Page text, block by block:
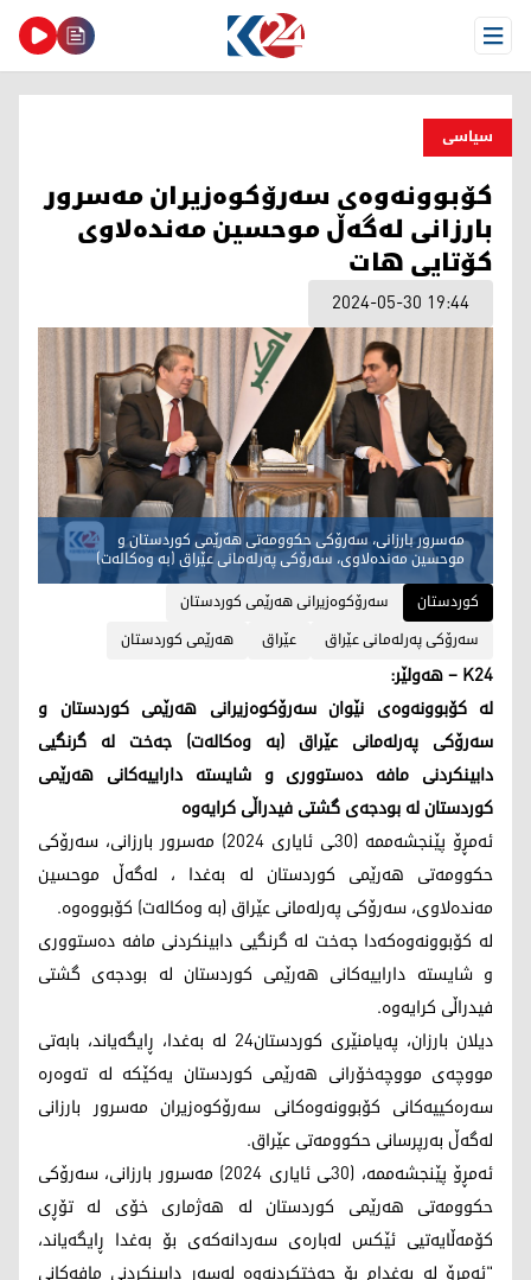
Open Menu
سیاسی
کۆبوونەوەی سەرۆکوەزیران مەسرور
بارزانی لەگەڵ موحسین مەندەلاوی
کۆتایی هات
2024-05-30 19:44
مەسرور بارزانی، سەرۆکی حکوومەتی هەرێمی کوردستان و
موحسین مەندەلاوی، سەرۆکی پەرلەمانی عێراق (بە وەکالەت)
کوردستان
سەرۆکوەزیرانی هەرێمی کوردستان
سەرۆکی پەرلەمانی عێراق
عێراق هەرێمی کوردستان
K24 – هەولێر:
لە کۆبوونەوەی نێوان سەرۆکوەزیرانی هەرێمی کوردستان و
سەرۆکی پەرلەمانی عێراق (بە وەکالەت) جەخت لە گرنگیی
دابینکردنی مافە دەستووری و شایستە داراییەکانی هەرێمی
کوردستان لە بودجەی گشتی فیدراڵی کرایەوە
ئەمڕۆ پێنجشەممە (30ـی ئایاری 2024) مەسرور بارزانی، سەرۆکی
حکوومەتی هەرێمی کوردستان لە بەغدا ، لەگەڵ موحسین
مەندەلاوی، سەرۆکی پەرلەمانی عێراق (بە وەکالەت) کۆبووەوە.
لە کۆبوونەوەکەدا جەخت لە گرنگیی دابینکردنی مافە دەستووری
و شایستە داراییەکانی هەرێمی کوردستان لە بودجەی گشتی
فیدراڵی کرایەوە.
دیلان بارزان، پەیامنێری کوردستان24 لە بەغدا، ڕایگەیاند، بابەتی
مووچەی مووچەخۆرانی هەرێمی کوردستان یەکێکە لە تەوەرە
سەرەکییەکانی کۆبوونەوەکانی سەرۆکوەزیران مەسرور بارزانی
لەگەڵ بەرپرسانی حکوومەتی عێراق.
ئەمڕۆ پێنجشەممە، (30ـی ئایاری 2024) مەسرور بارزانی، سەرۆکی
حکوومەتی هەرێمی کوردستان لە هەژماری خۆی لە تۆڕی
کۆمەڵایەتیی ئێکس لەبارەی سەردانەکەی بۆ بەغدا ڕایگەیاند،